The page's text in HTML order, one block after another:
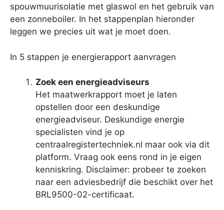
spouwmuurisolatie met glaswol en het gebruik van
een zonneboiler. In het stappenplan hieronder
leggen we precies uit wat je moet doen.
In 5 stappen je energierapport aanvragen
Zoek een energieadviseurs
Het maatwerkrapport moet je laten
opstellen door een deskundige
energieadviseur. Deskundige energie
specialisten vind je op
centraalregistertechniek.nl maar ook via dit
platform. Vraag ook eens rond in je eigen
kenniskring. Disclaimer: probeer te zoeken
naar een adviesbedrijf die beschikt over het
BRL9500-02-certificaat.